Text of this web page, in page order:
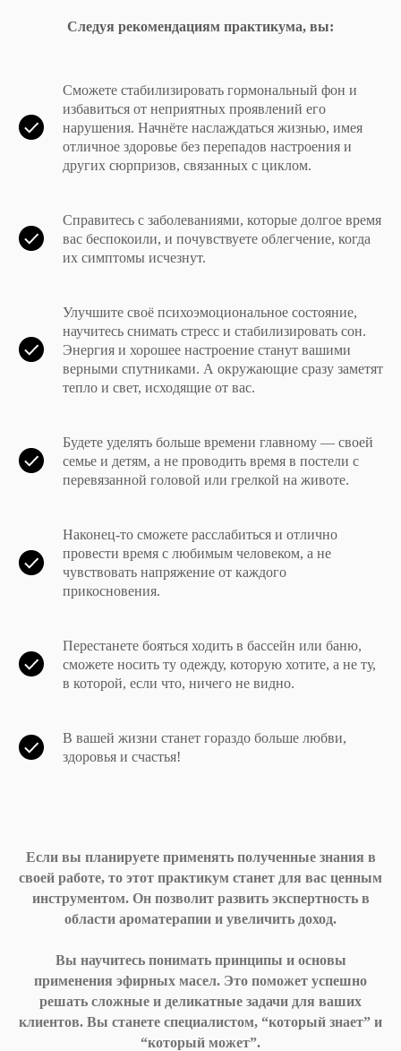
Следуя рекомендациям практикума, вы:
Сможете стабилизировать гормональный фон и
избавиться от неприятных проявлений его
нарушения. Начнёте наслаждаться жизнью, имея
отличное здоровье без перепадов настроения и
других сюрпризов, связанных с циклом.
Справитесь с заболеваниями, которые долгое время
вас беспокоили, и почувствуете облегчение, когда
их симптомы исчезнут.
Улучшите своё психоэмоциональное состояние,
научитесь снимать стресс и стабилизировать сон.
Энергия и хорошее настроение станут вашими
верными спутниками. А окружающие сразу заметят
тепло и свет, исходящие от вас.
Будете уделять больше времени главному — своей
семье и детям, а не проводить время в постели с
перевязанной головой или грелкой на животе.
Наконец-то сможете расслабиться и отлично
провести время с любимым человеком, а не
чувствовать напряжение от каждого
прикосновения.
Перестанете бояться ходить в бассейн или баню,
сможете носить ту одежду, которую хотите, а не ту,
в которой, если что, ничего не видно.
В вашей жизни станет гораздо больше любви,
здоровья и счастья!
Если вы планируете применять полученные знания в
своей работе, то этот практикум станет для вас ценным
инструментом. Он позволит развить экспертность в
области ароматерапии и увеличить доход.
Вы научитесь понимать принципы и основы
применения эфирных масел. Это поможет успешно
решать сложные и деликатные задачи для ваших
клиентов. Вы станете специалистом, “который знает” и
“который может”.